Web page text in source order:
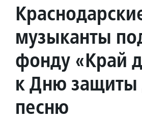
музыканты
фонду «Край
к Дню защиты
песню